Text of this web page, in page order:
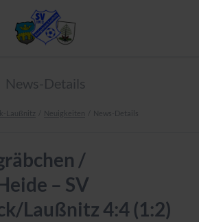
News-Details
Laußnitz Neuigkeiten News-Details
/
– SV
Laußnitz 4:4 (1:2)